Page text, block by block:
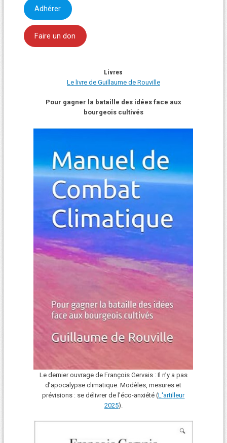
Adhérer
Faire un don
Livres
Le livre de Guillaume de Rouville
Pour gagner la bataille des idées face aux
bourgeois cultivés
Le dernier ouvrage de François Gervais : Il n’y a pas
d’apocalypse climatique. Modèles, mesures et
prévisions : se délivrer de l’éco-anxiété (L'artilleur
2025).